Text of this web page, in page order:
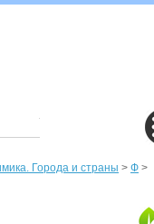
Города и страны > Ф >